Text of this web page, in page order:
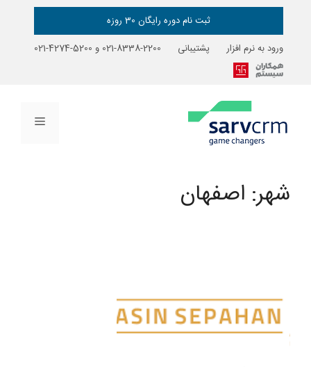
ثبت نام دوره رایگان 30 روزه
ورود به نرم افزار
پشتیبانی 2200-8338-021 و 5200-4274-021
فهرست
شهر: اصفهان